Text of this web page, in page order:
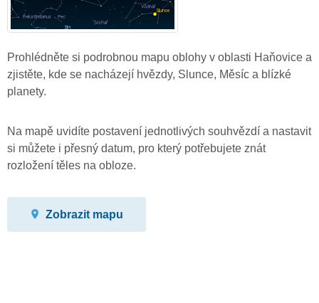
Prohlédněte si podrobnou mapu oblohy v oblasti Haňovice a
zjistěte, kde se nacházejí hvězdy, Slunce, Měsíc a blízké
planety.
Na mapě uvidíte postavení jednotlivých souhvězdí a nastavit
si můžete i přesný datum, pro který potřebujete znát
rozložení těles na obloze.
Zobrazit mapu